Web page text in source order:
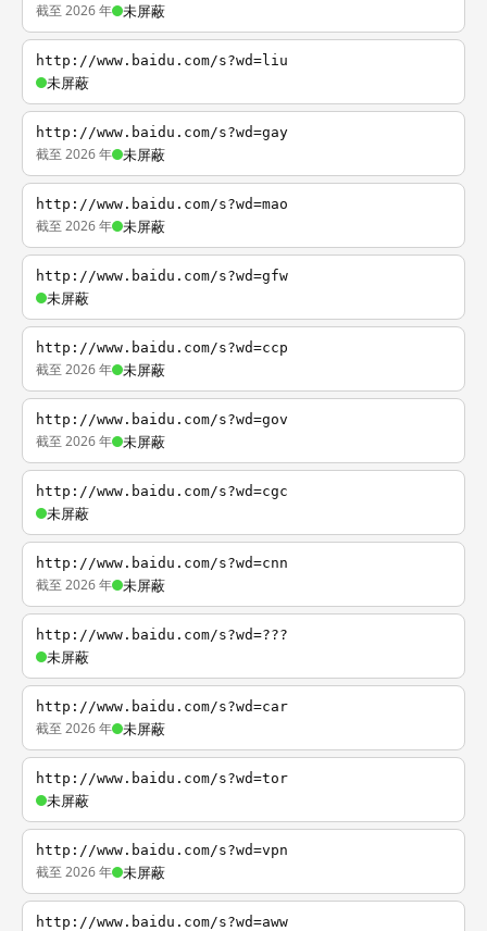
截至 2026 年 未屏蔽
http://www.baidu.com/s?wd=liu
未屏蔽
http://www.baidu.com/s?wd=gay
截至 2026 年 未屏蔽
http://www.baidu.com/s?wd=mao
截至 2026 年 未屏蔽
http://www.baidu.com/s?wd=gfw
未屏蔽
http://www.baidu.com/s?wd=ccp
截至 2026 年 未屏蔽
http://www.baidu.com/s?wd=gov
截至 2026 年 未屏蔽
http://www.baidu.com/s?wd=cgc
未屏蔽
http://www.baidu.com/s?wd=cnn
截至 2026 年 未屏蔽
http://www.baidu.com/s?wd=???
未屏蔽
http://www.baidu.com/s?wd=car
截至 2026 年 未屏蔽
http://www.baidu.com/s?wd=tor
未屏蔽
http://www.baidu.com/s?wd=vpn
截至 2026 年 未屏蔽
http://www.baidu.com/s?wd=aww